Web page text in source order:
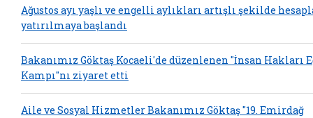
Ağustos ayı yaşlı ve engelli aylıkları artışlı şekilde
yatırılmaya başlandı
Bakanımız Göktaş Kocaeli'de düzenlenen "İnsan Hakları
Kampı"nı ziyaret etti
Aile ve Sosyal Hizmetler Bakanımız Göktaş "19. Emirdağ